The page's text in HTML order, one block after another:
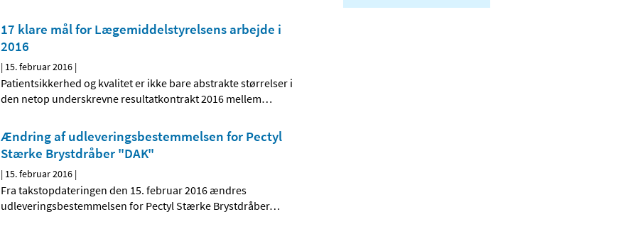
17 klare mål for Lægemiddelstyrelsens arbejde i
2016
| 15. februar 2016 |
Patientsikkerhed og kvalitet er ikke bare abstrakte størrelser i
den netop underskrevne resultatkontrakt 2016 mellem…
Ændring af udleveringsbestemmelsen for Pectyl
Stærke Brystdråber "DAK"
| 15. februar 2016 |
Fra takstopdateringen den 15. februar 2016 ændres
udleveringsbestemmelsen for Pectyl Stærke Brystdråber…